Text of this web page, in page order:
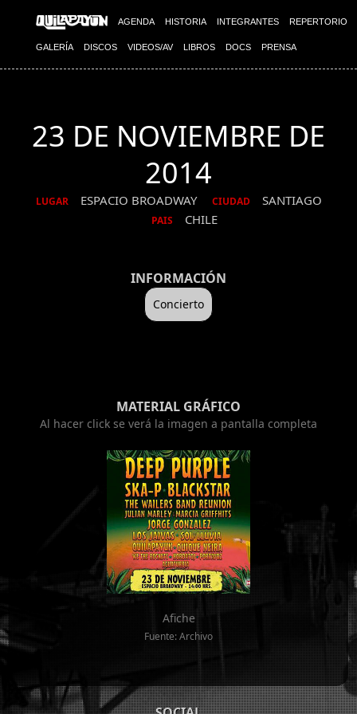
AGENDA HISTORIA INTEGRANTES REPERTORIO
GALERÍA DISCOS VIDEOS/AV LIBROS DOCS PRENSA
23 DE NOVIEMBRE DE
2014
LUGAR ESPACIO BROADWAY CIUDAD SANTIAGO
PAIS CHILE
INFORMACIÓN
Concierto
MATERIAL GRÁFICO
Al hacer click se verá la imagen a pantalla completa
Afiche
Fuente: Archivo